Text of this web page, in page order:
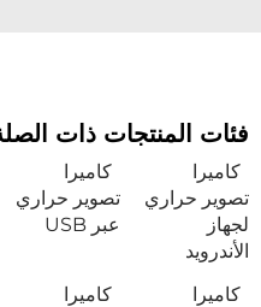
فئات المنتجات ذات
كاميرا
تصوير حراري
لجهاز
الأندرويد
كاميرا
تصوير حراري
عبر USB
كاميرا
كاميرا